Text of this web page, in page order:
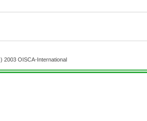
2003 OISCA-International